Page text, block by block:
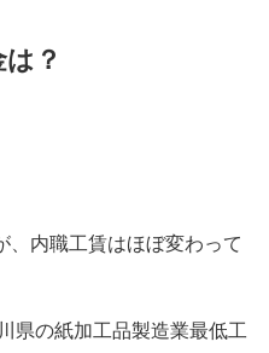
？
、内職工賃はほぼ変わって
県の紙加工品製造業最低工